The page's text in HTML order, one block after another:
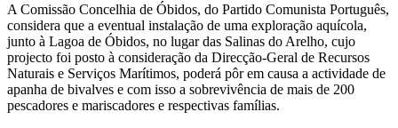
A Comissão Concelhia de Óbidos, do Partido Comunista Português,
considera que a eventual instalação de uma exploração aquícola,
junto à Lagoa de Óbidos, no lugar das Salinas do Arelho, cujo
projecto foi posto à consideração da Direcção-Geral de Recursos
Naturais e Serviços Marítimos, poderá pôr em causa a actividade de
apanha de bivalves e com isso a sobrevivência de mais de 200
pescadores e mariscadores e respectivas famílias.